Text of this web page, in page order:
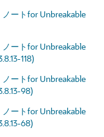
ートfor Unbreakable
ートfor Unbreakable
118)
ートfor Unbreakable
98)
ートfor Unbreakable
68)